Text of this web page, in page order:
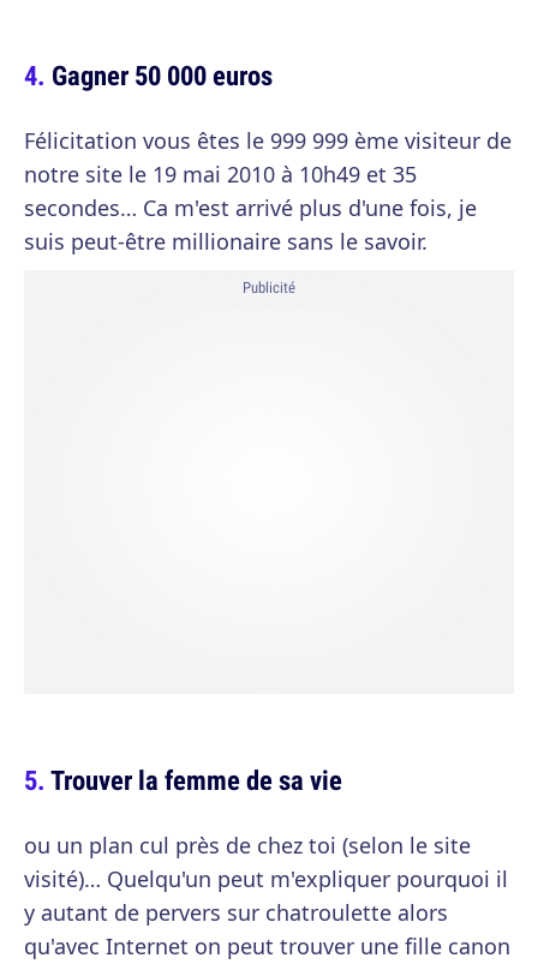
Gagner 50 000 euros
Félicitation vous êtes le 999 999 ème visiteur de
notre site le 19 mai 2010 à 10h49 et 35
secondes… Ca m'est arrivé plus d'une fois, je
suis peut-être millionaire sans le savoir.
Publicité
Trouver la femme de sa vie
ou un plan cul près de chez toi (selon le site
visité)… Quelqu'un peut m'expliquer pourquoi il
y autant de pervers sur chatroulette alors
qu'avec Internet on peut trouver une fille canon